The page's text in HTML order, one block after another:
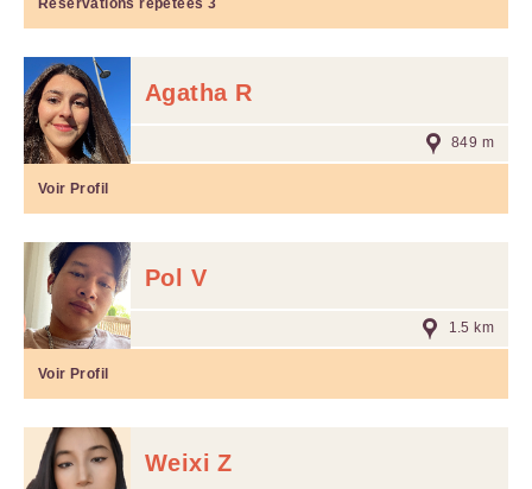
Réservations répétées 3
Agatha R
849 m
Voir Profil
Pol V
1.5 km
Voir Profil
Weixi Z